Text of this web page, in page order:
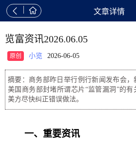
  文章详情
览富资讯2026.06.05
原创 小览 2026-06-05
摘要：商务部昨日举行例行新闻发布会
美国商务部封堵所谓芯片“监管漏洞”的
美方尽快纠正错误做法。
一、重要资讯